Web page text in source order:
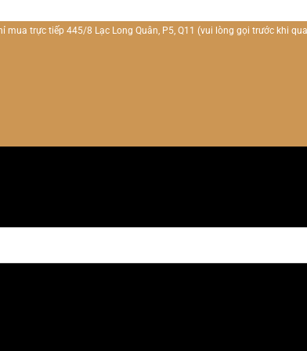
mua trực tiếp 445/8 Lạc Long Quân, P5, Q11 (vui lòng gọi trước khi